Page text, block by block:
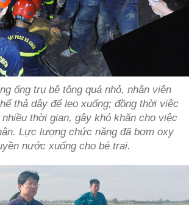
ống trụ bê tông quá nhỏ, nhân viên
thả dây để leo xuống; đồng thời việc
thời gian, gây khó khăn cho việc
Lực lượng chức năng đã bơm oxy
nước xuống cho bé trai.